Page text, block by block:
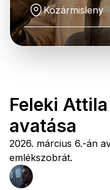
Kozármisleny
Feleki
avatása
2026. március 6.-án
emlékszobrát.